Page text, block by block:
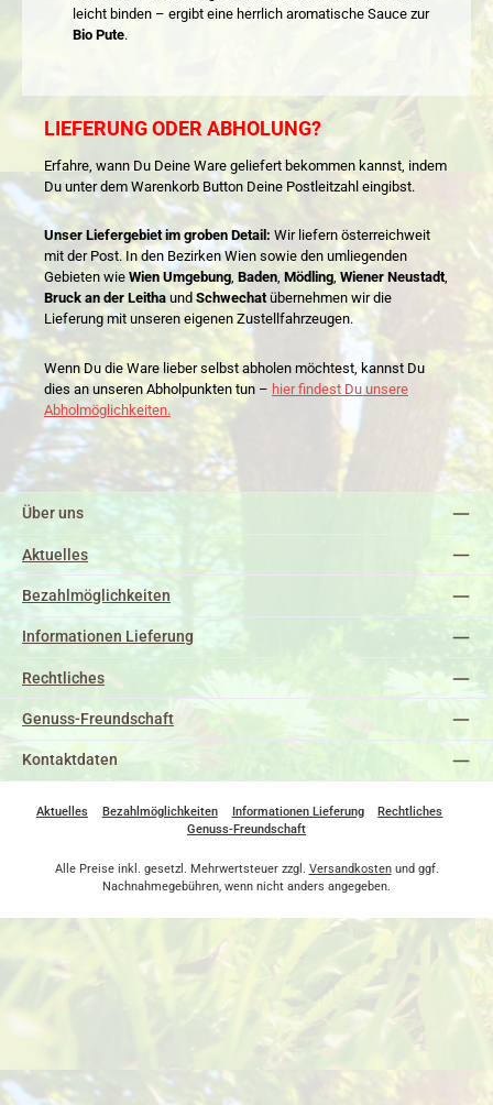
leicht binden – ergibt eine herrlich aromatische Sauce zur
Bio Pute.
LIEFERUNG ODER ABHOLUNG?
Erfahre, wann Du Deine Ware geliefert bekommen kannst, indem
Du unter dem Warenkorb Button Deine Postleitzahl eingibst.
Unser Liefergebiet im groben Detail: Wir liefern österreichweit
mit der Post. In den Bezirken Wien sowie den umliegenden
Gebieten wie Wien Umgebung, Baden, Mödling, Wiener Neustadt,
Bruck an der Leitha und Schwechatübernehmen wir die
Lieferung mit unseren eigenen Zustellfahrzeugen.
Wenn Du die Ware lieber selbst abholen möchtest, kannst Du
dies an unseren Abholpunkten tun – hier findest Du unsere
Abholmöglichkeiten.
Über uns
Aktuelles
Bezahlmöglichkeiten
Informationen Lieferung
Rechtliches
Genuss-Freundschaft
Kontaktdaten
Aktuelles Bezahlmöglichkeiten Informationen Lieferung
Rechtliches
Genuss-Freundschaft
Alle Preise inkl. gesetzl. Mehrwertsteuer zzgl. Versandkostenund ggf.
Nachnahmegebühren, wenn nicht anders angegeben.